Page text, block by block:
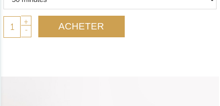
+
-
ACHETER